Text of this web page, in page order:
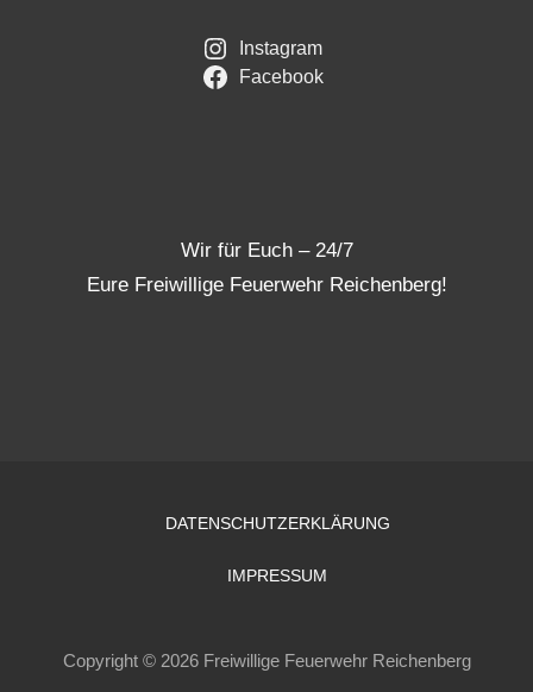
Instagram
Facebook
Wir für Euch – 24/7
Eure Freiwillige Feuerwehr Reichenberg!
DATENSCHUTZERKLÄRUNG
IMPRESSUM
Copyright © 2026 Freiwillige Feuerwehr Reichenberg